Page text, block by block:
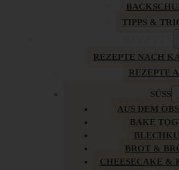
TIPPS &
REZEPTE NACH
REZEPTE
SÜSS
AUS DEM
BAKE
BROT &
CHEESECAKE &